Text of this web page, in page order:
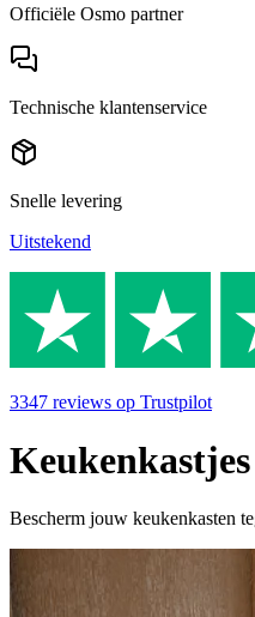
Officiële Osmo partner
Technische klantenservice
Snelle levering
Uitstekend
3347 reviews op Trustpilot
Bescherm jouw keukenkasten